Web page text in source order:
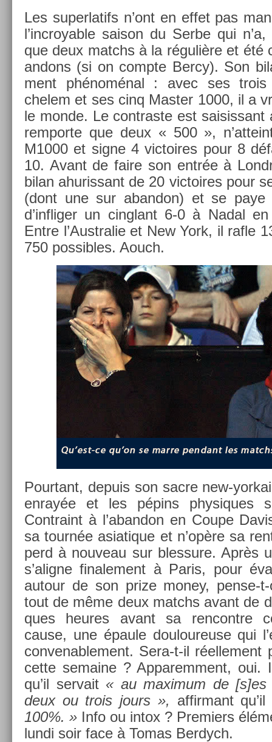
Les super­latifs n’ont en effet pas
l’incroy­able saison du Serbe qui
que deux matchs à la régulière et
an­dons (si on com­pte Bercy). Son
ment phénoménal : avec ses
chelem et ses cinq Mast­er 1000, il a
le monde. Le contra­ste est saisis­sant
re­mpor­te que deux « 500 »,
M1000 et signe 4 vic­toires pour 8
10. Avant de faire son entrée à
bilan ahuris­sant de 20 vic­toires pour
(dont une sur ab­an­don) et se paye
d’inflig­er un cinglant 6-0 à Nadal
Entre l’Australie et New York, il rafle
750 pos­sibles. Aouch.
Pour­tant, de­puis son sacre new-
enrayée et les pépins physiques
Contra­int à l’aban­don en Coupe
sa tournée as­iatique et n’opère sa
perd à nouveau sur bles­sure. Après
s’alig­ne fin­ale­ment à Paris, pour
auto­ur de son prize money, pense-
tout de même deux matchs avant de
ques heures avant sa re­ncontre
cause, une épaule douloureuse qui
con­venab­le­ment. Sera-t-il réel­le­ment
cette semaine ? Ap­parem­ment, oui.
qu’il ser­vait« au maxi­mum de [s]es
deux ou trois jours », af­firmant
100%. » Info ou intox ? Pre­mi­ers
lundi soir face à Tomas Be­rdych.